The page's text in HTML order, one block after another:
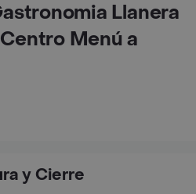
Llanera
Menú a
y Cierre